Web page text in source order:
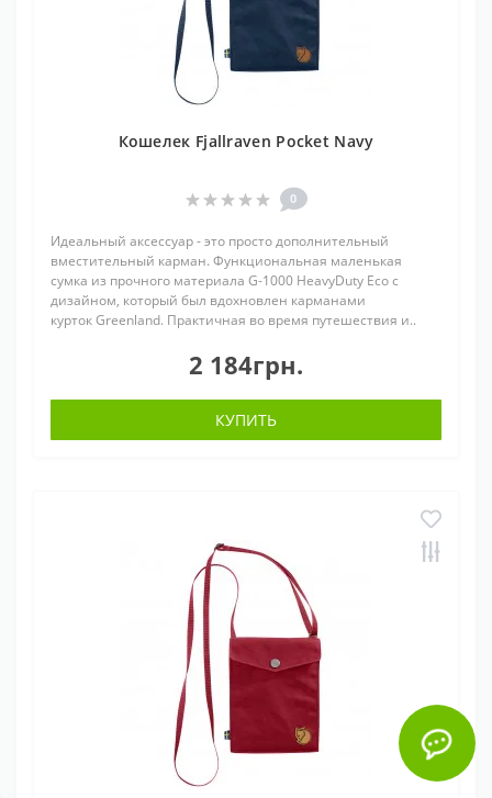
Кошелек Fjallraven Pocket Navy
0
Идеальный аксессуар - это просто дополнительный
вместительный карман. Функциональная маленькая
сумка из прочного материала G-1000 HeavyDuty Eco с
дизайном, который был вдохновлен карманами
курток Greenland. Практичная во время путешествия и..
2 184грн.
КУПИТЬ